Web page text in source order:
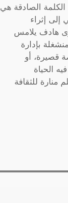
الكلمة الصادقة هي
إلى إثراء
هادف يلامس
بإدارة
قصيرة، أو
الحياة
منارة للثقافة